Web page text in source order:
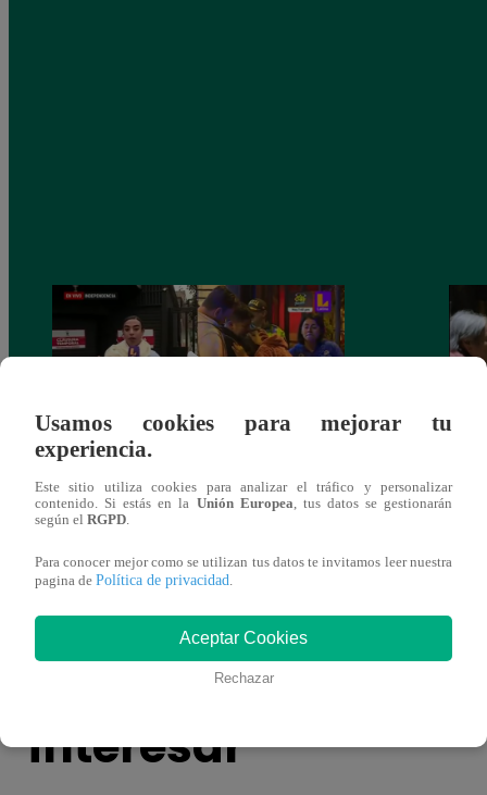
Cantante Jaime Carmona asesinado: todo
lo que sabe de la muerte del exparticipante
También te puede
interesar
Usamos cookies para mejorar tu
experiencia.
Este sitio utiliza cookies para analizar el tráfico y personalizar
contenido. Si estás en la Unión Europea, tus datos se gestionarán
según el RGPD.
Para conocer mejor como se utilizan tus datos te invitamos leer nuestra
pagina de Política de privacidad.
Aceptar Cookies
Rechazar